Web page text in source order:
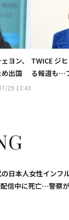
ヨン、
出国
29 13:43
TWICE ジ
る報道も…
日本人女性インフ
信中に死亡…警察